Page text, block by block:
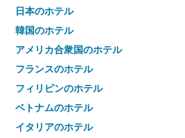
日本のホテル
韓国のホテル
アメリカ合衆国のホテル
フランスのホテル
フィリピンのホテル
ベトナムのホテル
イタリアのホテル